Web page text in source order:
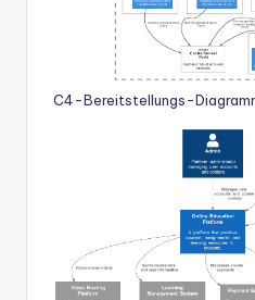
C4-Bereitstellungs-